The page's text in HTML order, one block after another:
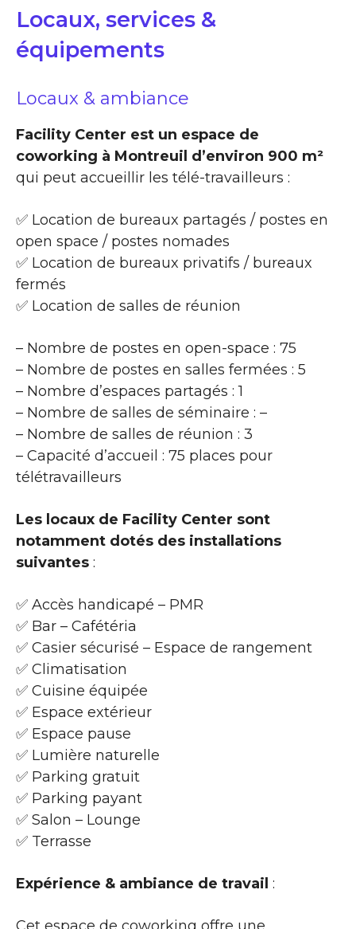
Locaux, services &
équipements
Locaux & ambiance
Facility Center est un espace de
coworking à Montreuil d’environ 900 m²
qui peut accueillir les télé-travailleurs :
✅ Location de bureaux partagés / postes en
open space / postes nomades
✅ Location de bureaux privatifs / bureaux
fermés
✅ Location de salles de réunion
– Nombre de postes en open-space : 75
– Nombre de postes en salles fermées : 5
– Nombre d’espaces partagés : 1
– Nombre de salles de séminaire : –
– Nombre de salles de réunion : 3
– Capacité d’accueil : 75 places pour
télétravailleurs
Les locaux de Facility Center sont
notamment dotés des installations
suivantes :
✅ Accès handicapé – PMR
✅ Bar – Cafétéria
✅ Casier sécurisé – Espace de rangement
✅ Climatisation
✅ Cuisine équipée
✅ Espace extérieur
✅ Espace pause
✅ Lumière naturelle
✅ Parking gratuit
✅ Parking payant
✅ Salon – Lounge
✅ Terrasse
Expérience & ambiance de travail :